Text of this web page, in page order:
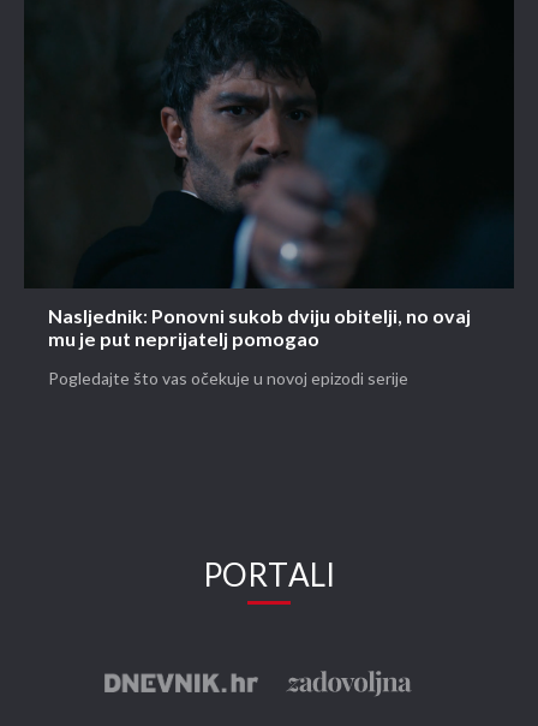
Nasljednik: Ponovni sukob dviju obitelji, no ovaj
mu je put neprijatelj pomogao
Pogledajte što vas očekuje u novoj epizodi serije
PORTALI